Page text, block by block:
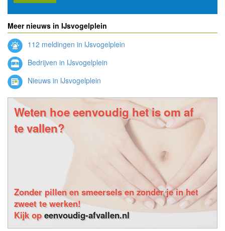
Meer nieuws in IJsvogelplein
112 meldingen in IJsvogelplein
Bedrijven in IJsvogelplein
Nieuws in IJsvogelplein
Weten hoe eenvoudig het is om af
te vallen?
Zonder pillen en smeersels en zonder je in het
zweet te werken!
Kijk opeenvoudig-afvallen.nl